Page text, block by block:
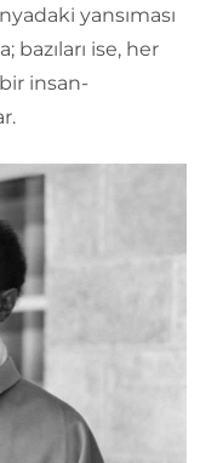
yansıması
ise, her
insan-